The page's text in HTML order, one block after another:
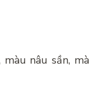
nâu sần,